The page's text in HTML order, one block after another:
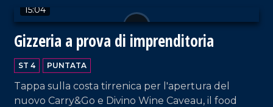
15:04
Gizzeria a prova di imprenditoria
ST 4 PUNTATA
Tappa sulla costa tirrenica per l'apertura del
nuovo Carry&Go e Divino Wine Caveau, il food
VAI AL TITOLO